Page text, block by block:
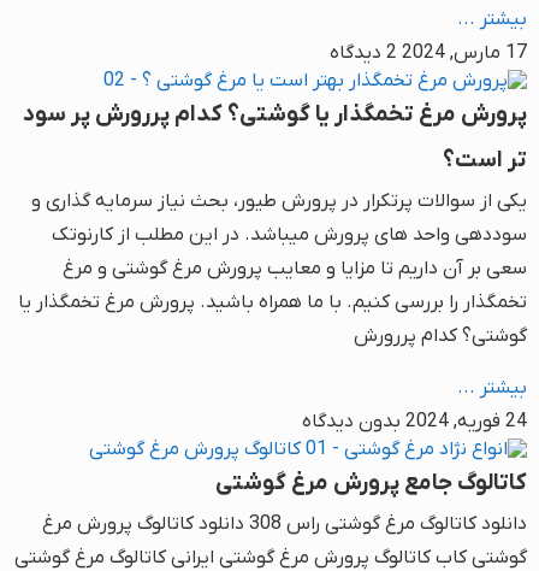
بیشتر ...
17 مارس, 2024
2 دیدگاه
پرورش مرغ تخمگذار یا گوشتی؟ کدام پررورش پر سود
تر است؟
یکی از سوالات پرتکرار در پرورش طیور، بحث نیاز سرمایه گذاری و
سوددهی واحد های پرورش میباشد. در این مطلب از کارنوتک
سعی بر آن داریم تا مزایا و معایب پرورش مرغ گوشتی و مرغ
تخمگذار را بررسی کنیم. با ما همراه باشید. پرورش مرغ تخمگذار یا
گوشتی؟ کدام پررورش
بیشتر ...
24 فوریه, 2024
بدون دیدگاه
کاتالوگ جامع پرورش مرغ گوشتی
دانلود کاتالوگ مرغ گوشتی راس 308 دانلود کاتالوگ پرورش مرغ
گوشتی کاب کاتالوگ پرورش مرغ گوشتی ایرانی کاتالوگ مرغ گوشتی